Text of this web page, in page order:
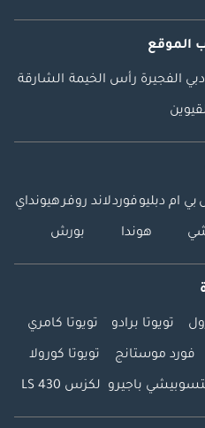
الموقع
دبي الفجيرة رأس الخيمة الشارقة
بي ام دبليوفوردلاند روفرهيونداي
هوندا بورش
تويوتا برادو تويوتا كامري
فورد موستانج تويوتا كورولا
باجيرو لكزس LS 430